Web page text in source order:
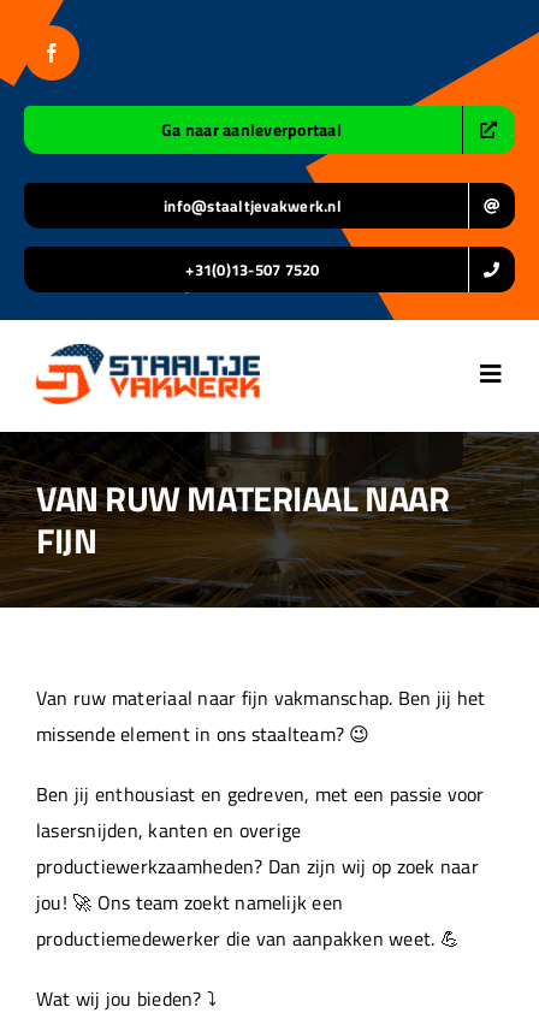
inhoud
Ga naar aanleverportaal
info@staaltjevakwerk.nl
+31(0)13-507 7520
Home
Over ons
Projecten
Machinepark
Werken bij
VAN RUW MATERIAAL NAAR
FIJN
Van ruw materiaal naar fijn vakmanschap. Ben jij het
missende element in ons staalteam? 😉
Ben jij enthousiast en gedreven, met een passie voor
lasersnijden, kanten en overige
productiewerkzaamheden? Dan zijn wij op zoek naar
jou! 🚀 Ons team zoekt namelijk een
productiemedewerker die van aanpakken weet. 💪
Wat wij jou bieden? ⤵️